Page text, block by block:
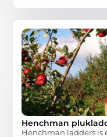
Henchman
Henchman ladders is